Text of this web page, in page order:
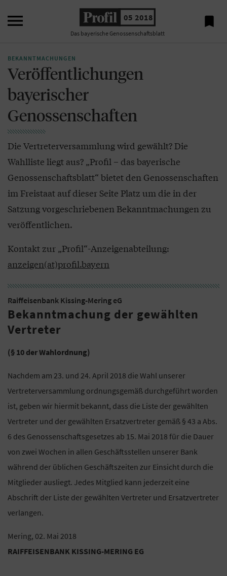
 05 2018
Das bayerische Genossenschaftsblatt

BEKANNTMACHUNGEN
Veröffentlichungen
bayerischer
Genossenschaften
Die Vertreterversammlung wird gewählt? Die
Wahlliste liegt aus? „Profil – das bayerische
Genossenschaftsblatt“ bietet den Genossenschaften
im Freistaat auf dieser Seite Platz um die in der
Satzung vorgeschriebenen Bekanntmachungen zu
veröffentlichen.
Kontakt zur „Profil“-Anzeigenabteilung:
anzeigen(at)profil.bayern
Raiffeisenbank Kissing-Mering eG
Bekanntmachung der gewählten
Vertreter
(§ 10 der Wahlordnung)
Nachdem am 23. und 24. April 2018 die Wahl unserer
Vertreterversammlung ordnungsgemäß durchgeführt worden
ist, geben wir hiermit bekannt, dass die Liste der gewählten
Vertreter und der gewählten Ersatzvertreter gemäß § 43 a Abs.
6 des Genossenschaftsgesetzes ab 15. Mai 2018 für die Dauer
von zwei Wochen in allen Geschäftsstellen unserer Bank
während der üblichen Geschäftszeiten zur Einsicht durch die
Mitglieder ausliegt. Jedes Mitglied kann jederzeit eine
Abschrift der Liste der gewählten Vertreter und Ersatzvertreter
verlangen.
Mering, 02. Mai 2018
RAIFFEISENBANK KISSING-MERING EG